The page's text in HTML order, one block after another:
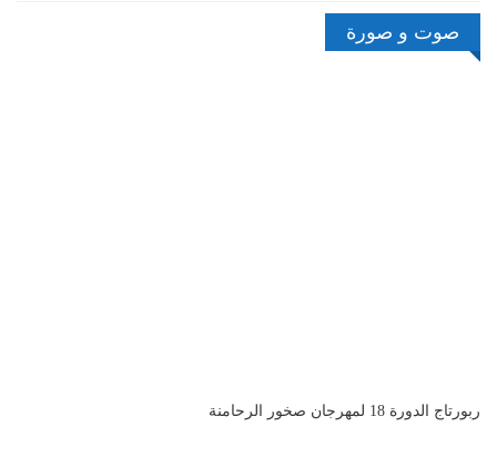
صوت و صورة
ربورتاج الدورة 18 لمهرجان صخور الرحامنة